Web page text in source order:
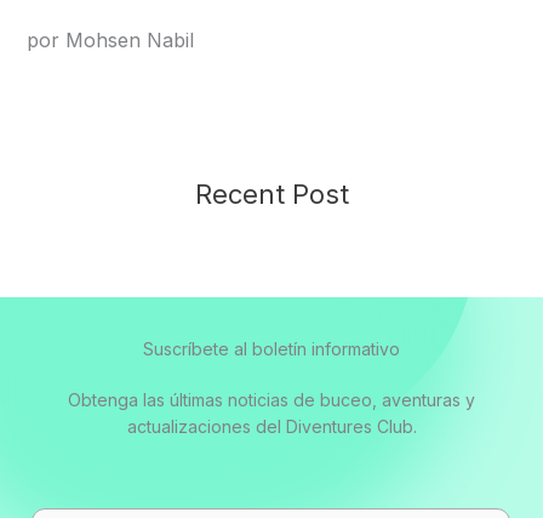
por Mohsen Nabil
Recent Post
Suscríbete al boletín informativo
Obtenga las últimas noticias de buceo, aventuras y
actualizaciones del Diventures Club.